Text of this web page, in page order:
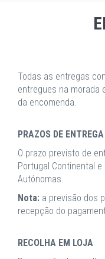
Todas as entregas
entregues na morada
da encomenda.
PRAZOS DE ENTREGA
O prazo previsto de
Portugal Continental
Autónomas.
Nota: a previsão dos
recepção do
RECOLHA EM LOJA